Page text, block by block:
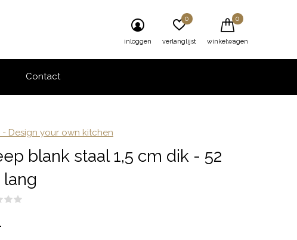
Contact
inloggen verlanglijst
0
winkelwagen
0
- Design your own kitchen
blank staal 1,5 cm dik - 52